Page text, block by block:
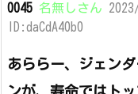
0045 名無しさん
ID:daCdA40b0
あららー、ジェン
ンが、寿命ではト